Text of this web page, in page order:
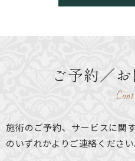
ご予約／
施術のご予約、サービスに関
のいずれかよりご連絡ください